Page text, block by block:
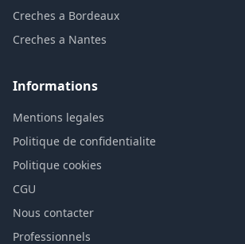
Creches a Bordeaux
Creches a Nantes
Informations
Mentions legales
Politique de confidentialite
Politique cookies
CGU
Nous contacter
Professionnels